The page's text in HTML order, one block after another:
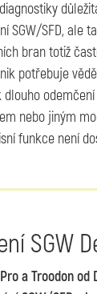
SGW/SFD, ale
bran totiž
potřebuje
nebo jiným
funkce není
SGW
a Troodon od